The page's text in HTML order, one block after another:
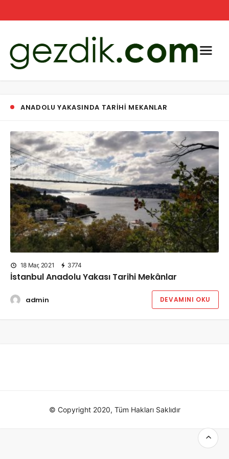
ANADOLU YAKASINDA TARIHI MEKANLAR
18 Mar, 2021 3774
İstanbul Anadolu Yakası Tarihi Mekânlar
admin DEVAMINI OKU
© Copyright 2020, Tüm Hakları Saklıdır